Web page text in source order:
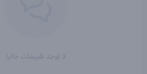
لا توجد تقييمات حاليا